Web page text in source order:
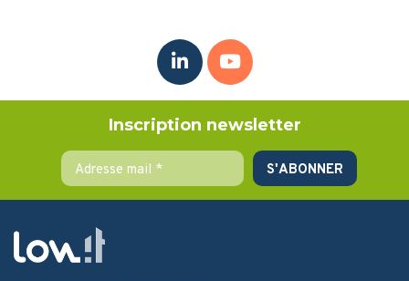
Inscription newsletter